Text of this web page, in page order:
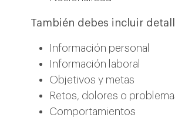
También debes incluir
Información personal
Información laboral
Objetivos y metas
Retos, dolores o
Comportamientos